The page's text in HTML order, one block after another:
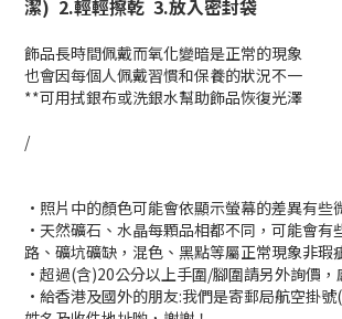
潔) 2.輕輕擦乾 3.放入密封袋
飾品長時間佩戴而氧化變暗是正常的現象
也會因每個人佩戴習慣和保養的狀況不一
**可用拭銀布或洗銀水幫助飾品恢復光澤
/
•照片中的顏色可能會依顯示螢幕的差異有些
•天然礦石、水晶每顆品相都不同，可能會有
路、礦坑礦缺，混色、黑點等屬正常現象非瑕
•超過(含)20公分以上手圍/腳圍請另外詢價，
•給香港及國外的朋友:我們是寄郵局航空掛號